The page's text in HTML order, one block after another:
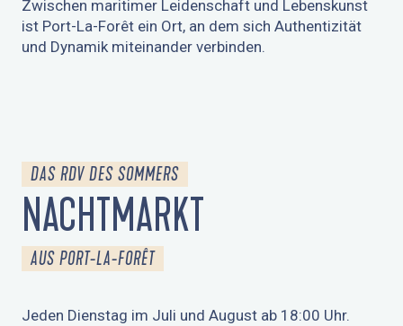
Zwischen maritimer Leidenschaft und Lebenskunst
ist Port-La-Forêt ein Ort, an dem sich Authentizität
und Dynamik miteinander verbinden.
DAS RDV DES SOMMERS
NACHTMARKT
AUS PORT-LA-FORÊT
Jeden Dienstag im Juli und August ab 18:00 Uhr.